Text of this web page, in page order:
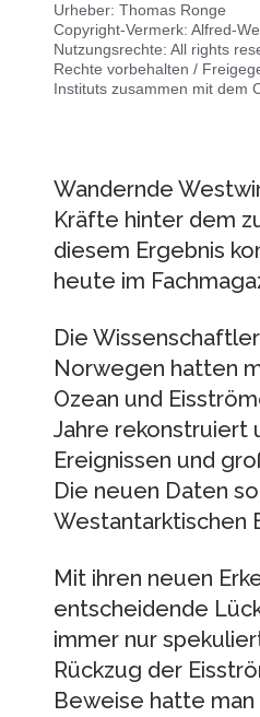
Urheber: Thomas Ronge
Copyright-Vermerk: Alfred-
Nutzungsrechte: All rights
Rechte vorbehalten /
Instituts zusammen mit dem
Wandernde
Kräfte hinter dem
diesem Ergebnis
heute im
Die
Norwegen hatten
Ozean und
Jahre rekonstruiert
Ereignissen und
Die neuen Daten
Westantarktischen
Mit ihren neuen
entscheidende
immer nur
Rückzug der
Beweise hatte